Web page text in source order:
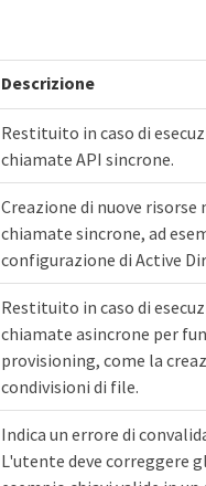
Descrizione
Restituito in caso di
chiamate API sincrone.
Creazione di nuove risorse
chiamate sincrone, ad
configurazione di Active
Restituito in caso di
chiamate asincrone per
provisioning, come la
condivisioni di file.
Indica un errore di
L'utente deve correggere